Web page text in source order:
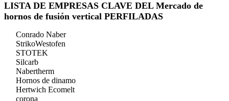
LISTA DE EMPRESAS CLAVE DEL Mercado de
hornos de fusión vertical PERFILADAS
Conrado Naber
StrikoWestofen
STOTEK
Silcarb
Nabertherm
Hornos de dinamo
Hertwich Ecomelt
corona